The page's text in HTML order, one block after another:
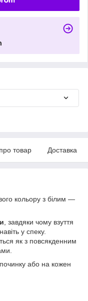
товар Доставка
кольору з білим —
, завдяки чому взуття
у спеку.
як з повсякденним
або на кожен